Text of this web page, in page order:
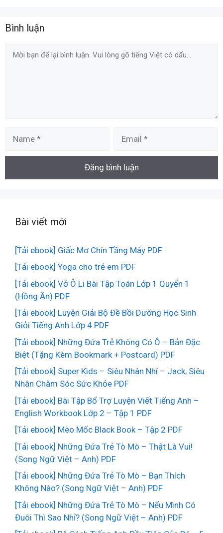
Bình luận
Comment
Bài viết mới
[Tải ebook] Giấc Mơ Chín Tầng Mây PDF
[Tải ebook] Yoga cho trẻ em PDF
[Tải ebook] Vở Ô Li Bài Tập Toán Lớp 1 Quyển 1
(Hồng Ân) PDF
[Tải ebook] Luyện Giải Bộ Đề Bồi Dưỡng Học Sinh
Giỏi Tiếng Anh Lớp 4 PDF
[Tải ebook] Những Đứa Trẻ Không Có Ô – Bản Đặc
Biệt (Tặng Kèm Bookmark + Postcard) PDF
[Tải ebook] Super Kids – Siêu Nhân Nhí – Jack, Siêu
Nhân Chăm Sóc Sức Khỏe PDF
[Tải ebook] Bài Tập Bổ Trợ Luyện Viết Tiếng Anh –
English Workbook Lớp 2 – Tập 1 PDF
[Tải ebook] Mèo Mốc Black Book – Tập 2 PDF
[Tải ebook] Những Đứa Trẻ Tò Mò – Thật Là Vui!
(Song Ngữ Việt – Anh) PDF
[Tải ebook] Những Đứa Trẻ Tò Mò – Bạn Thích
Không Nào? (Song Ngữ Việt – Anh) PDF
[Tải ebook] Những Đứa Trẻ Tò Mò – Nếu Mình Có
Đuôi Thì Sao Nhỉ? (Song Ngữ Việt – Anh) PDF